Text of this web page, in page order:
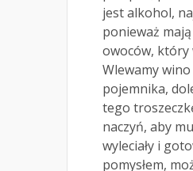
jest alkohol,
ponieważ
owoców, który
Wlewamy
pojemnika,
tego
naczyń, aby
wyleciały i
pomysłem,